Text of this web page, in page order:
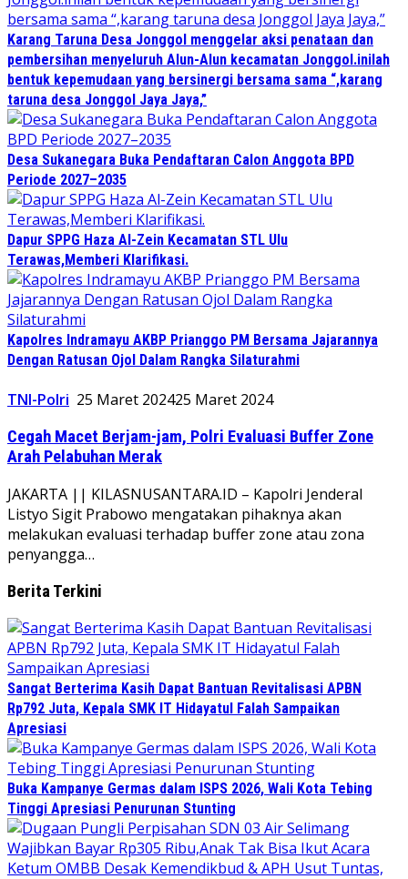
Karang Taruna Desa Jonggol menggelar aksi penataan dan
pembersihan menyeluruh Alun-Alun kecamatan Jonggol.inilah
bentuk kepemudaan yang bersinergi bersama sama “,karang
taruna desa Jonggol Jaya Jaya,”
Desa Sukanegara Buka Pendaftaran Calon Anggota BPD
Periode 2027–2035
Dapur SPPG Haza Al-Zein Kecamatan STL Ulu
Terawas,Memberi Klarifikasi.
Kapolres Indramayu AKBP Prianggo PM Bersama Jajarannya
Dengan Ratusan Ojol Dalam Rangka Silaturahmi
TNI-Polri 25 Maret 202425 Maret 2024
Cegah Macet Berjam-jam, Polri Evaluasi Buffer Zone
Arah Pelabuhan Merak
JAKARTA || KILASNUSANTARA.ID – Kapolri Jenderal
Listyo Sigit Prabowo mengatakan pihaknya akan
melakukan evaluasi terhadap buffer zone atau zona
penyangga…
Berita Terkini
Sangat Berterima Kasih Dapat Bantuan Revitalisasi APBN
Rp792 Juta, Kepala SMK IT Hidayatul Falah Sampaikan
Apresiasi
Buka Kampanye Germas dalam ISPS 2026, Wali Kota Tebing
Tinggi Apresiasi Penurunan Stunting